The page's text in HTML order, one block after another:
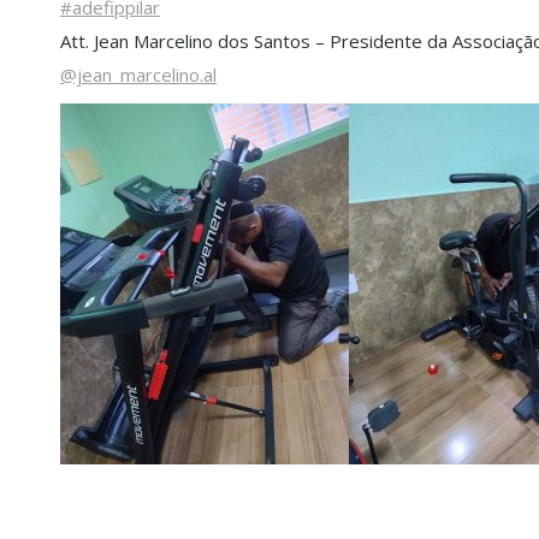
#adefippilar
Att. Jean Marcelino dos Santos – Presidente da
@jean_marcelino.al